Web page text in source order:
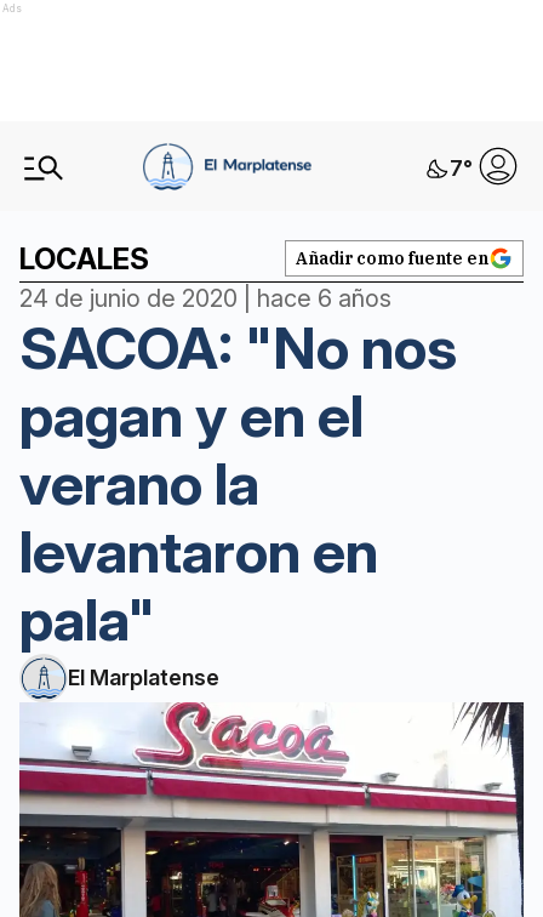
Ads
7°
LOCALES Añadir como fuente en
24 de junio de 2020 | hace 6 años
SACOA: "No nos
pagan y en el
verano la
levantaron en
pala"
El Marplatense